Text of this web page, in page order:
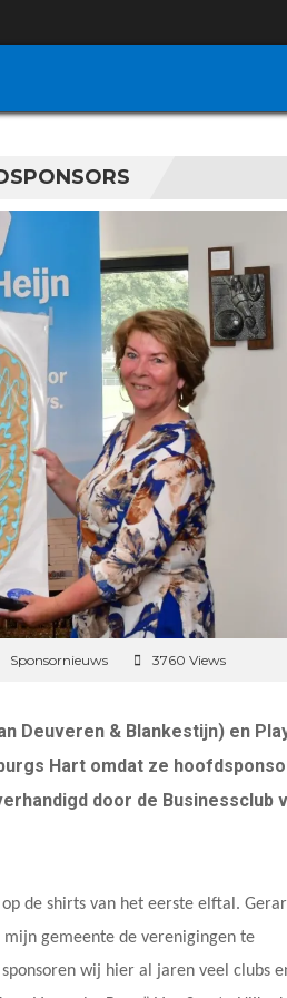
Sponsornieuws 3760 Views
Deuveren & Blankestijn) en
Hart omdat ze
door de Businessclub
de shirts van het eerste elftal.
gemeente de verenigingen te
wij hier al jaren veel clubs